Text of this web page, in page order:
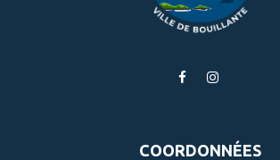
Lien
comptecompte
COORDONNÉES